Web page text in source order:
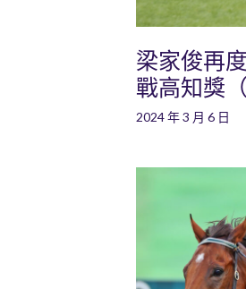
梁家俊再
戰高知獎（
2024 年 3 月 6 日